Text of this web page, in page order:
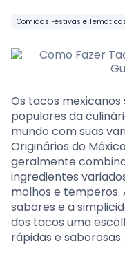
Comidas Festivas e
Os tacos mexicanos
populares da
mundo com suas
Originários do
geralmente
ingredientes
molhos e temperos.
sabores e a
dos tacos uma
rápidas e saborosas.